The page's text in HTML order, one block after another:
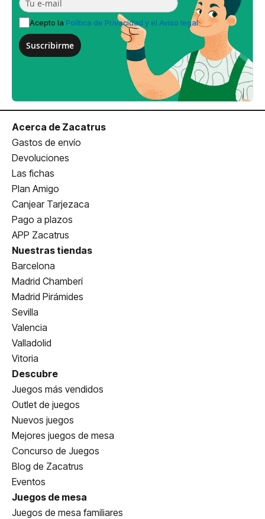
Acepto la Política de Privacidad y el Aviso legal
Suscribirme
Acerca de Zacatrus
Gastos de envío
Devoluciones
Las fichas
Plan Amigo
Canjear Tarjezaca
Pago a plazos
APP Zacatrus
Nuestras tiendas
Barcelona
Madrid Chamberí
Madrid Pirámides
Sevilla
Valencia
Valladolid
Vitoria
Descubre
Juegos más vendidos
Outlet de juegos
Nuevos juegos
Mejores juegos de mesa
Concurso de Juegos
Blog de Zacatrus
Eventos
Juegos de mesa
Juegos de mesa familiares